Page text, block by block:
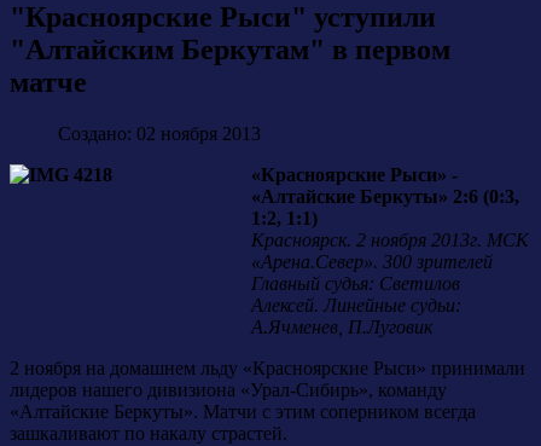
"Красноярские Рыси" уступили
"Алтайским Беркутам" в первом
матче
Создано: 02 ноября 2013
«Красноярские Рыси» -
«Алтайские Беркуты» 2:6 (0:3,
1:2, 1:1)
Красноярск. 2 ноября 2013г. МСК
«Арена.Север». 300 зрителей
Главный судья: Светилов
Алексей. Линейные судьи:
А.Ячменев, П.Луговик
2 ноября на домашнем льду «Красноярские Рыси» принимали
лидеров нашего дивизиона «Урал-Сибирь», команду
«Алтайские Беркуты». Матчи с этим соперником всегда
зашкаливают по накалу страстей.